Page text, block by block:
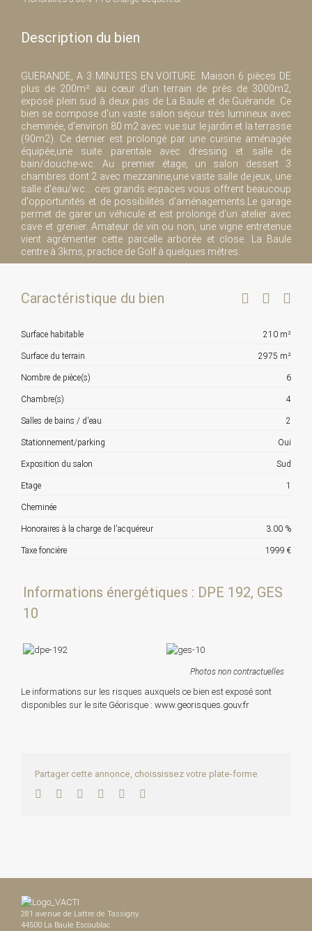
Description du bien
GUERANDE, A 3 MINUTES EN VOITURE. Maison 6 pièces DE
plus de 200m² au cœur d'un terrain de près de 3000m2,
exposé plein sud à deux pas de La Baule et de Guérande. Ce
bien se compose d'un vaste salon séjour très lumineux avec
cheminée, d'environ 80 m2 avec vue sur le jardin et la terrasse
(90m2). Ce dernier est prolongé par une cuisine aménagée
équipée,une suite parentale avec dressing et salle de
bain/douche-wc. Au premier étage, un salon dessert 3
chambres dont 2 avec mezzanine,une vaste salle de jeux, une
salle d'eau/wc... ces grands espaces vous offrent beaucoup
d'opportunités et de possibilités d'aménagements.Le garage
permet de garer un véhicule et est prolongé d'un atelier avec
cave et grenier. Amateur de vin ou non, une vigne entretenue
vient agrémenter cette parcelle arborée et close. La Baule
centre à 3kms, practice de Golf à quelques mètres.
Caractéristique du bien
Surface habitable 210 m²
Surface du terrain 2975 m²
Nombre de pièce(s) 6
Chambre(s) 4
Salles de bains / d'eau 2
Stationnement/parking Oui
Exposition du salon Sud
Etage 1
Cheminée
Honoraires à la charge de l'acquéreur 3.00 %
Taxe foncière 1999 €
Informations énergétiques : DPE 192, GES
10
Photos non contractuelles
Le informations sur les risques auxquels ce bien est exposé sont
disponibles sur le site Géorisque : www.georisques.gouv.fr
Partager cette annonce, choississez votre plate-forme
Facebook
TwitterLinkedInWhatsApp
Pinterest
281 avenue de Lattre de Tassigny
44500 La Baule Escoublac